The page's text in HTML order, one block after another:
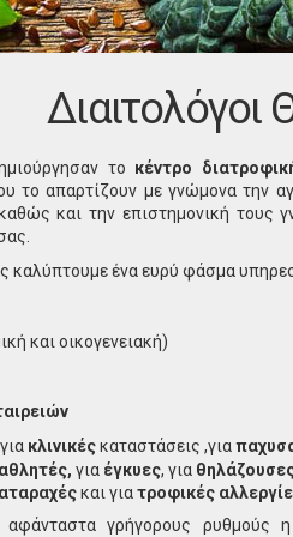
Διαιτολόγοι
το κέντρο
το απαρτίζουν με γνώμονα την
και την επιστημονική τους
καλύπτουμε ένα ευρύ φάσμα
και οικογενειακή)
για κλινικέςκαταστάσεις ,για
αθλητές, για έγκυες, για
και γιατροφικές
γρήγορους ρυθμούς η